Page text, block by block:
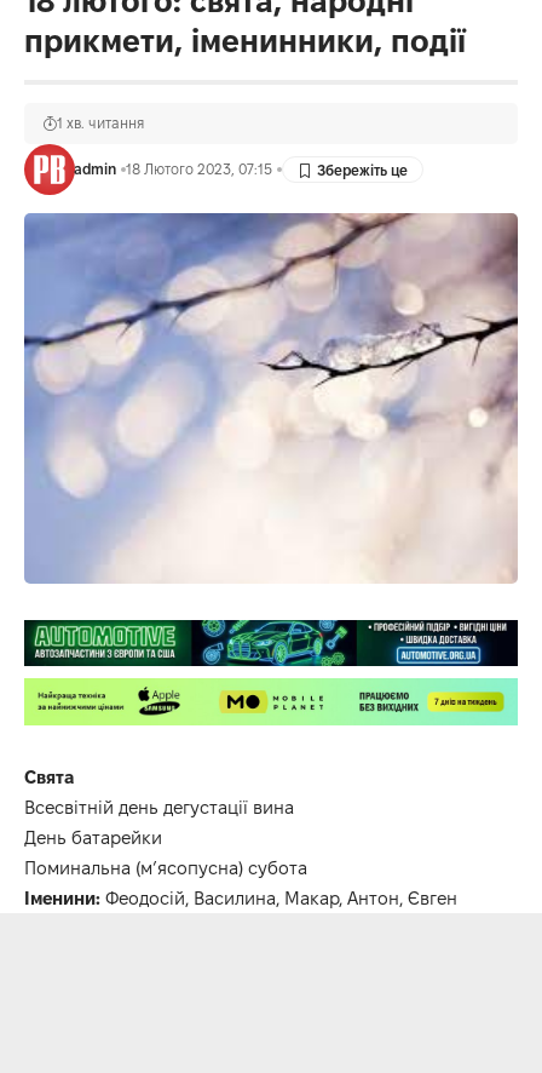
прикмети, іменинники, події
admin 18 Лютого 2023, 07:15
1 хв. читання
Свята
Всесвітній день дегустації вина
День батарейки
Поминальна (м’ясопусна) субота
Іменини: Феодосій, Василина, Макар, Антон, Євген